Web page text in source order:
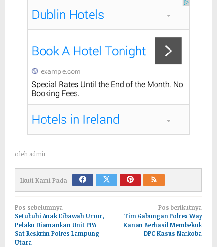
oleh admin
Ikuti Kami Pada
Navigasi
pos
Pos sebelumnya
Setubuhi Anak Dibawah Umur,
Pelaku Diamankan Unit PPA
Sat Reskrim Polres Lampung
Utara
Pos berikutnya
Tim Gabungan Polres Way
Kanan Berhasil Membekuk
DPO Kasus Narkoba